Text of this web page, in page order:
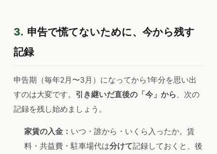
3. 申告で慌てないために、今から残す
記録
申告期（毎年2月〜3月）になってから1年分を思い出
すのは大変です。 引き継いだ直後の「今」から 、次の
記録を残し始めましょう。
家賃の入金： いつ・誰から・いくら入ったか。賃
料・共益費・駐車場代は分けて記録しておくと、後